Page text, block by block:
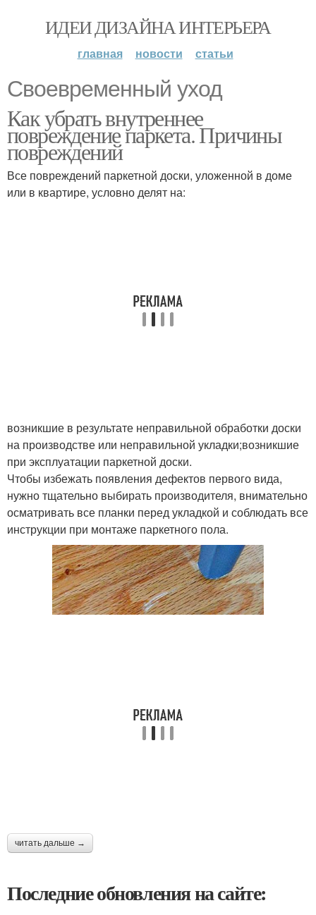
ИДЕИ ДИЗАЙНА ИНТЕРЬЕРА
главная новости статьи
Своевременный уход
Как убрать внутреннее
повреждение паркета. Причины
повреждений
Все повреждений паркетной доски, уложенной в доме
или в квартире, условно делят на:
возникшие в результате неправильной обработки доски
на производстве или неправильной укладки;возникшие
при эксплуатации паркетной доски.
Чтобы избежать появления дефектов первого вида,
нужно тщательно выбирать производителя, внимательно
осматривать все планки перед укладкой и соблюдать все
инструкции при монтаже паркетного пола.
читать дальше →
Последние обновления на сайте: